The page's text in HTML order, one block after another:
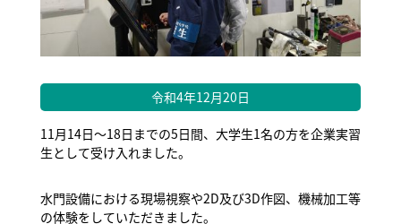
令和4年12月20日
11月14日～18日までの5日間、大学生1名の方を企業実習
生として受け入れました。
水門設備における現場視察や2D及び3D作図、機械加工等
の体験をしていただきました。